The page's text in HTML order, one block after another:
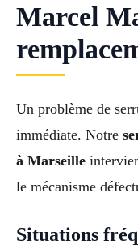
Marcel
Un problème de
immédiate. Notre
à Marseille
le mécanisme
Situations